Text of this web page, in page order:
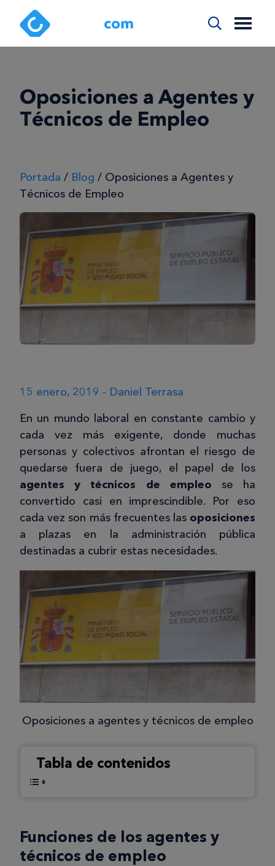
Oposiciones a Agentes y
Técnicos de Empleo
Portada / Blog / Oposiciones a Agentes y
Técnicos de Empleo
15 enero, 2019 - Daniel Terrasa
En un mundo laboral en constante cambio y
cada vez más exigente, donde muchas
personas y colectivos afrontan el riesgo de
quedarse fuera de juego, el papel de los
agentes y técnicos de empleo se ha
convertido casi en imprescindible. Por eso
cada vez son más frecuentes las oposiciones
a plazas en la administración pública
destinadas a cubrir estas necesidades.
Oposiciones a agentes y técnicos de empleo
Tabla de contenidos
Funciones de los agentes y
técnicos de empleo